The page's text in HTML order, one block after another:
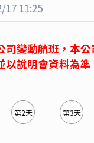
1711:25
變動航班，本公
以說明會資料為準
第2天 第3天